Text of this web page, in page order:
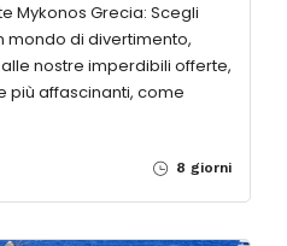
Mykonos Grecia: Scegli
mondo di divertimento,
nostre imperdibili offerte,
più affascinanti, come
8 giorni